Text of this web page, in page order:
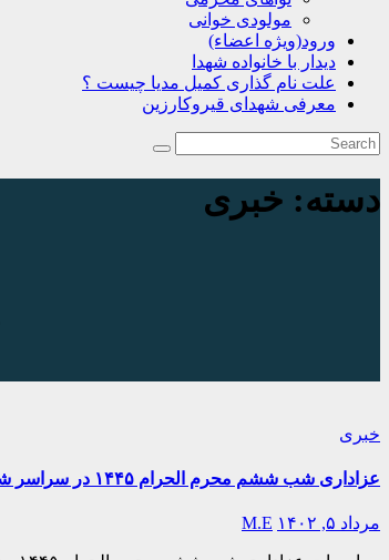
مولودی خوانی
ورود(ویژه اعضاء)
دیدار با خانواده شهدا
علت نام گذاری کمیل مدیا چیست ؟
معرفی شهدای قیروکارزین
دسته: خبری
خبری
عزاداری شب ششم محرم الحرام ۱۴۴۵ در سراسر شهرستان قیروکارزین برگزار گردید.
مرداد ۵, ۱۴۰۲ M.E